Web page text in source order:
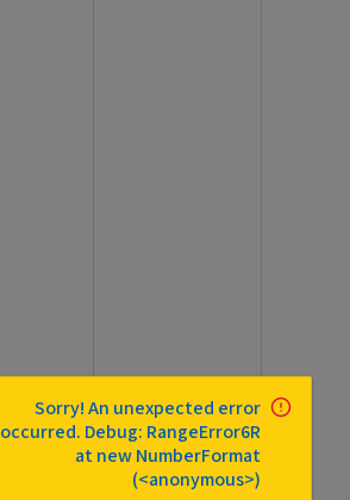
Sorry! An unexpected error
occurred. Debug: RangeError6R
at new NumberFormat
(<anonymous>)